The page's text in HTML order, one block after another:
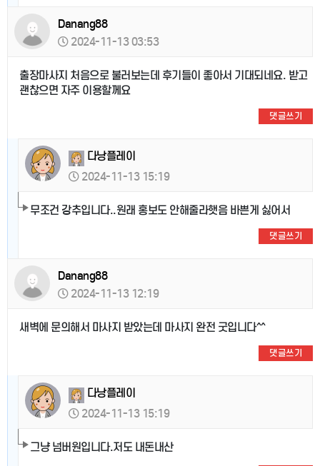
Danang88
2024-11-13 03:53
출장마사지 처음으로 불러보는데 후기들이 좋아서 기대되네요. 받고
괜찮으면 자주 이용할께요
댓글쓰기
다낭플레이
2024-11-13 15:19
무조건 강추입니다..원래 홍보도 안해줄라햇음 바쁜게 싫어서
댓글쓰기
Danang88
2024-11-13 12:19
새벽에 문의해서 마사지 받았는데 마사지 완전 굿입니다^^
댓글쓰기
다낭플레이
2024-11-13 15:19
그냥 넘버원입니다.저도 내돈내산